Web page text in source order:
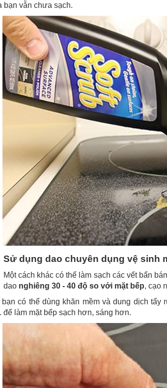
bạn vẫn chưa sạch.
Sử dụng dao chuyên dụng vệ sinh
Một cách khác có thể làm sạch các vết bẩn
dao nghiêng 30 - 40 độ so với mặt bếp, cạo
bạn có thể dùng khăn mềm và dung dịch
để làm mặt bếp sạch hơn, sáng hơn.